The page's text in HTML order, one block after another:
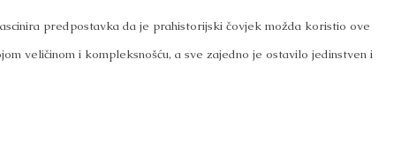
predpostavka da je prahistorijski čovjek možda koristio ove
veličinom i kompleksnošću, a sve zajedno je ostavilo jedinstven i